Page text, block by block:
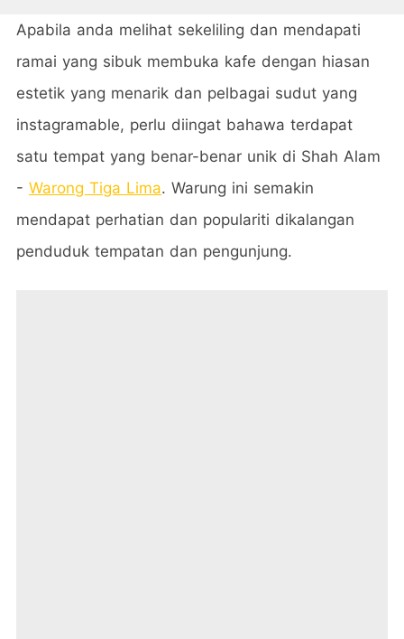
Apabila anda melihat sekeliling dan mendapati
ramai yang sibuk membuka kafe dengan hiasan
estetik yang menarik dan pelbagai sudut yang
instagramable, perlu diingat bahawa terdapat
satu tempat yang benar-benar unik di Shah Alam
- Warong Tiga Lima. Warung ini semakin
mendapat perhatian dan populariti dikalangan
penduduk tempatan dan pengunjung.